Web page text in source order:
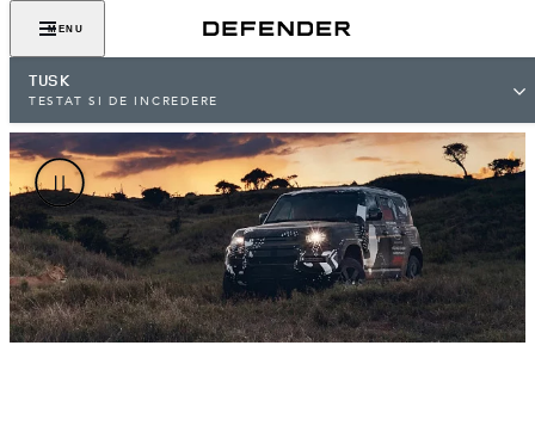
MENU
TUSK
TESTAT SI DE INCREDERE